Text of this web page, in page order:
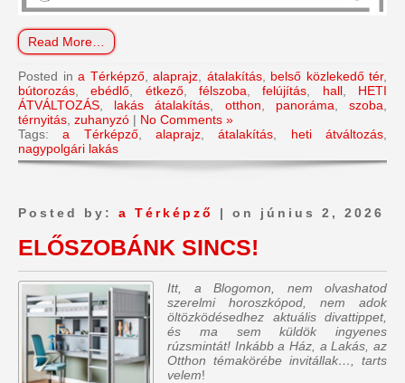
Read More…
Posted in a Térképző, alaprajz átalakítás, belső közlekedő tér,
bútorozás ,ebédlő étkező,félszoba ,felújítás hall, HETI
ÁTVÁLTOZÁS
lakás átalakítás otthon panoráma ,szoba
térnyitás zuhanyzó | No Comments »
Tags:a Térképző,alaprajz ,átalakítás heti átváltozás
nagypolgári lakás
Posted by: a Térképző | on június 2, 2026
ELŐSZOBÁNK SINCS!
Itt, a Blogomon, nem olvashatod
szerelmi horoszkópod, nem adok
öltözködésedhez aktuális divattippet,
és ma sem küldök ingyenes
rúzsmintát! Inkább a Ház, a Lakás, az
Otthon témakörébe invitállak…, tarts
velem!